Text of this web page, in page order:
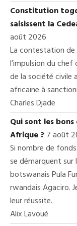
Constitution
saisissent la
août 2026
La contestation
l’impulsion du
de la société civile
africaine à
Charles Djade
Qui sont les
Afrique ?7 août
Si nombre de
se démarquent
botswanais Pula
rwandais Agaciro.
leur réussite.
Alix Lavoué